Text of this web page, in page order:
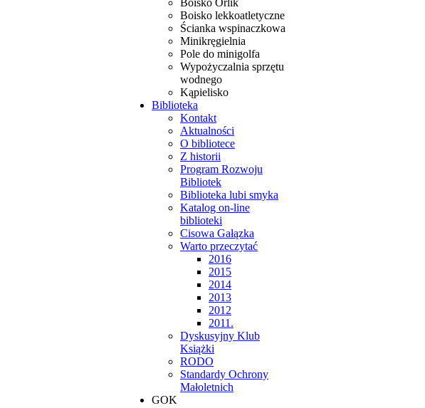
Boisko Orlik
Boisko lekkoatletyczne
Ścianka wspinaczkowa
Minikręgielnia
Pole do minigolfa
Wypożyczalnia sprzętu
wodnego
Kąpielisko
Biblioteka
Kontakt
Aktualności
O bibliotece
Z historii
Program Rozwoju
Bibliotek
Biblioteka lubi smyka
Katalog on-line
biblioteki
Cisowa Gałązka
Warto przeczytać
2016
2015
2014
2013
2012
2011.
Dyskusyjny Klub
Książki
RODO
Standardy Ochrony
Małoletnich
GOK